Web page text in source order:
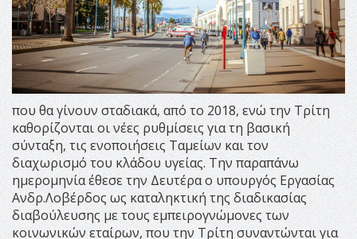
που θα γίνουν σταδιακά, από το 2018, ενώ την Τρίτη
καθορίζονται οι νέες ρυθμίσεις για τη βασική
σύνταξη, τις ενοποιήσεις Ταμείων και τον
διαχωρισμό του κλάδου υγείας. Την παραπάνω
ημερομηνία έθεσε την Δευτέρα ο υπουργός Εργασίας
Ανδρ.Λοβέρδος ως καταληκτική της διαδικασίας
διαβούλευσης με τους εμπειρογνώμονες των
κοινωνικών εταίρων, που την Τρίτη συναντώνται για